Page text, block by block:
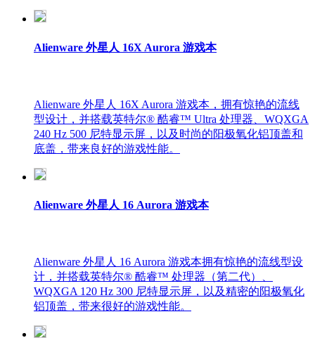
Alienware 外星人 16X Aurora 游戏本
Alienware 外星人 16X Aurora 游戏本，拥有惊艳的流线
型设计，并搭载英特尔® 酷睿™ Ultra 处理器、WQXGA
240 Hz 500 尼特显示屏，以及时尚的阳极氧化铝顶盖和
底盖，带来良好的游戏性能。
Alienware 外星人 16 Aurora 游戏本
Alienware 外星人 16 Aurora 游戏本拥有惊艳的流线型设
计，并搭载英特尔® 酷睿™ 处理器（第二代）、
WQXGA 120 Hz 300 尼特显示屏，以及精密的阳极氧化
铝顶盖，带来很好的游戏性能。